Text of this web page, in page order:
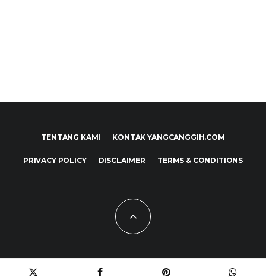
TENTANG KAMI KONTAK YANGCANGGIH.COM
PRIVACY POLICY DISCLAIMER TERMS & CONDITIONS